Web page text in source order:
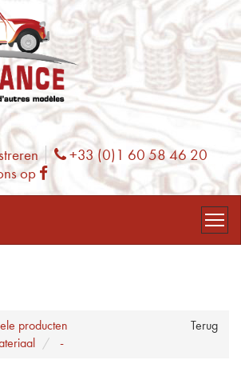
Phone
+33 (0)1 60 58 46 20
op Facebook
Terug
producten
-